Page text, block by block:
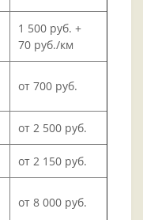
1 500 руб. +
70 руб./км
от 700 руб.
от 2 500 руб.
от 2 150 руб.
от 8 000 руб.